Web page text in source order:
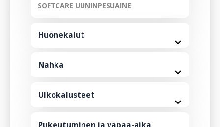
SOFTCARE UUNINPESUAINE
Huonekalut
Nahka
Ulkokalusteet
Pukeutuminen ja vapaa-aika